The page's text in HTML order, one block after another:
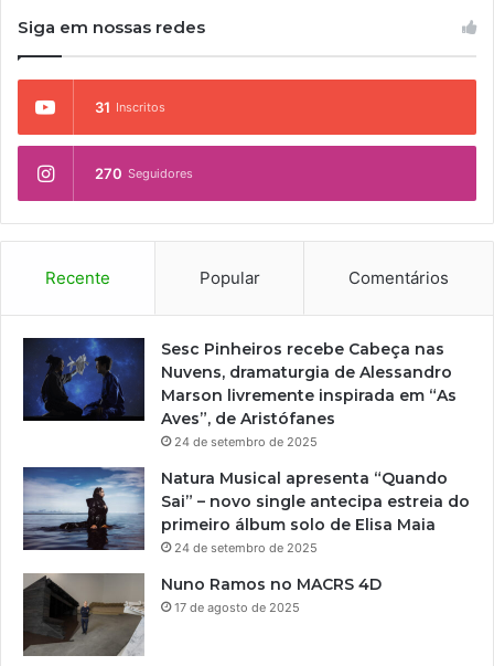
Siga em nossas redes
31 Inscritos
270 Seguidores
Recente Popular Comentários
Sesc Pinheiros recebe Cabeça nas
Nuvens, dramaturgia de Alessandro
Marson livremente inspirada em “As
Aves”, de Aristófanes
24 de setembro de 2025
Natura Musical apresenta “Quando
Sai” – novo single antecipa estreia do
primeiro álbum solo de Elisa Maia
24 de setembro de 2025
Nuno Ramos no MACRS 4D
17 de agosto de 2025